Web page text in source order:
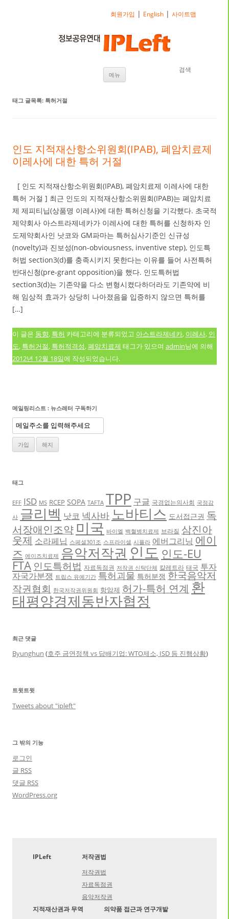
메뉴 내용으로 바로가기검색
회원가입 | English |사이트맵
태그 글목록: 특허거절
인도 지적재산항소위원회(IPAB), 폐암치료제
이레사에 대한 특허 거절
[ 인도 지적재산항소위원회(IPAB), 폐암치료제 이레사에 대한
특허 거절 ] 최근 인도의 지적재산항소위원회(IPAB)는 폐암치료
제 제피티닙(상품명 이레사)에 대한 특허신청을 기각했다. 초국적
제약회사 아스트라제네카가 이레사에 대한 특허를 신청하자 인
도제약회사인 낫코와 GM파마는 특허심사기준인 신규성
(novelty)과 진보성(non-obviousness, inventive step), 인도특
허법 section3(d)를 충족시키지 못한다는 이유를 들어 사전특허
반대신청(pre-grant opposition)을 했다. 인도특허법
section3(d)는 기존약을 다소 변형시켰다하더라도 기존약에 비
해 임상적 효과가 상당히 나아졌음을 입증하지 않으면 특허를
[…]
이 글은 동향, 특허 카테고리에 분류되었고 아스트라제네카, 이레사, 인
도, 특허거절, 특허적격성,폐암치료제 태그가 있으며 admin님에 의해
2012년 12월 18일에 작성되었습니다.
메일링리스트 : 뉴스레터 구독하기
태그
EFF ISD MS RCEP SOPA TAFTA TPP 구글 국경없는의사회 국정감
사 글리벡 낫코 넥사바 노바티스 도서접근권 독
서장애인조약 미국 바이엘 백혈병치료제 브라질 삼진아
웃제 소라페닙 스페셜301조 스프라이셀 시플라 에버그리닝 에이
즈 에이즈치료제 음악저작권 인도 인도-EU
FTA 인도특허법 자료독점권 저작권 신탁단체 칼레트라 태국 투자
자국가분쟁 트립스 유예기간 특허괴물 특허분쟁 한국음악저
작권협회 한국저작권위원회 항암제 허가-특허 연계 환
태평양경제동반자협정
최근 댓글
Byunghun (호주 금연정책 vs 담배기업: WTO제소, ISD 등 진행상황)
트윗트윗
Tweets about "ipleft"
그 밖의 기능
로그인
글 RSS
댓글 RSS
WordPress.org
IPLeft
저작권법
저작권법
자료독점권
음악저작권
지적재산권과 무역
의약품 접근과 연구개발